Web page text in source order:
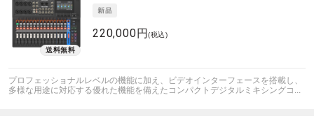
220,000円(税込)
プロフェッショナルレベルの機能に加え、ビデオインターフェースを搭載し、
多様な用途に対応する優れた機能を備えたコンパクトデジタルミキシングコ...